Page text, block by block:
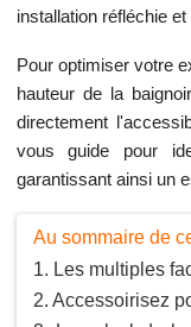
installation réfléchie et
Pour optimiser votre
hauteur de la
directement
vous guide pour
garantissant ainsi un
Au sommaire de
Les multiples
Accessoirisez